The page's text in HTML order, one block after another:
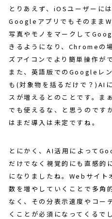
とりあえず、iOSユーザーに
Googleアプリでもそのまま
写真やモノをマークして
きるようになり、Chromeの
ズアイコンでより簡単操作が
また、英語版でのGoogleレ
も(対象物を括るだけで？)AI
スが増えるとのことです。ま
でも使えるな、と思うのです
はまだ導入は未定ですね。
とにかく、AI活用によって
だけでなく視覚的にも直感的
になりましたね。Webサイト
数を増やしていくことで多角
なく、その分表示速度やコー
くことが必須になってくるで